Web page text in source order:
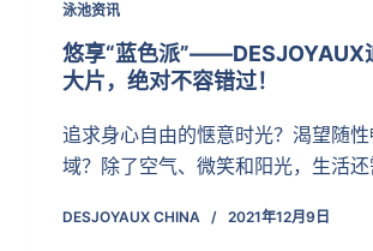
泳池资讯
悠享“蓝色派”——DESJOYAUX
大片，绝对不容错过！
追求身心自由的惬意时光？渴望随
域？除了空气、微笑和阳光，生活
DESJOYAUX CHINA 2021年12月9日